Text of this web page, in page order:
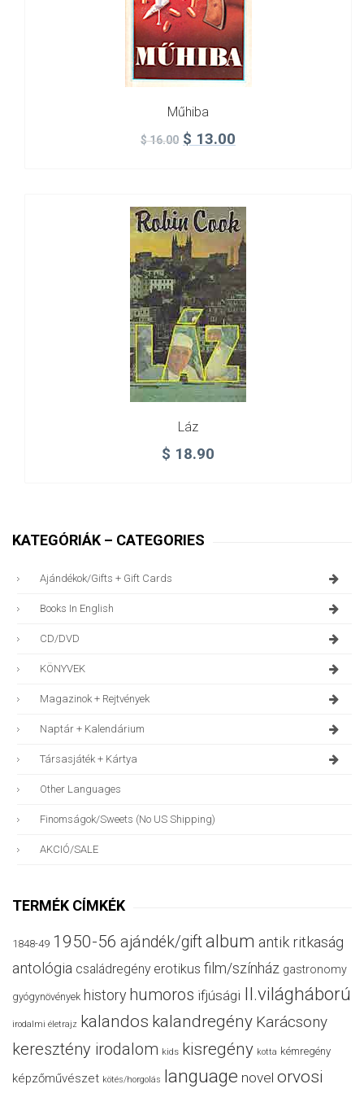
Műhiba
$16.00 $ 13.00
Láz
$ 18.90
KATEGÓRIÁK – CATEGORIES
Ajándékok/gifts + Gift Cards
Books In English
CD/DVD
KÖNYVEK
Magazinok + Rejtvények
Naptár + Kalendárium
Társasjáték + Kártya
Other Languages
Finomságok/sweets (no US Shipping)
AKCIÓ/SALE
TERMÉK CÍMKÉK
1848-49 1950-56 ajándék/giftalbum antik ritkaság
antológia családregény erotikus film/színház gastronomy
gyógynövények history humoros ifjúsági II.világháború
irodalmi életrajz kalandos kalandregény Karácsony
keresztény irodalom kids kisregény kotta kémregény
képzőművészet kötés/horgolás language novel orvosi